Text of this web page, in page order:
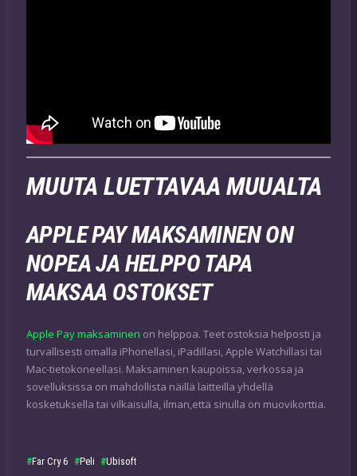
MUUTA LUETTAVAA MUUALTA
APPLE PAY MAKSAMINEN ON
NOPEA JA HELPPO TAPA
MAKSAA OSTOKSET
Apple Pay maksaminen on helppoa. Teet ostoksia helposti ja
turvallisesti omalla iPhonellasi, iPadillasi, Apple Watchillasi tai
Mac-tietokoneellasi. Maksaminen kaupoissa, verkossa ja
sovelluksissa on mahdollista näillä laitteilla yhdellä
kosketuksella tai vilkaisulla, ilman,että sinulla on muovikorttia.
Far Cry 6 Peli Ubisoft